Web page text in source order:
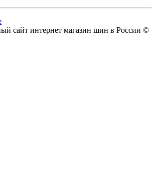
сайт интернет магазин шин в России ©